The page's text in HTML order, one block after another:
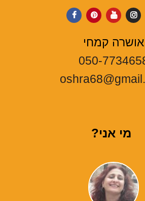
אושרה קמחי
050-
מי אני?